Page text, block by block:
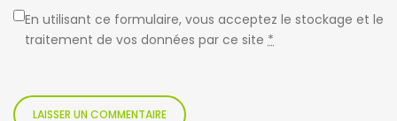
En utilisant ce formulaire, vous acceptez le stockage et le
traitement de vos données par ce site *